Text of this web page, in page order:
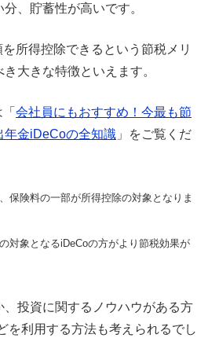
、貯蓄性が高いです。
所得控除できるという節税メリ
大きな特徴といえます。
会社員にもおすすめ！今最も節
年金iDeCoの全知識 」をご覧くだ
保険料の一部が所得控除の対象となりま
対象となるiDeCoの方がより節税効果が
、投資に関するノウハウがある方
を利用する方法も考えられるでし